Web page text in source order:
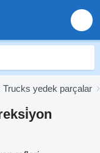
yedek parçalar